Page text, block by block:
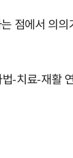
점에서 의
-치료-재활